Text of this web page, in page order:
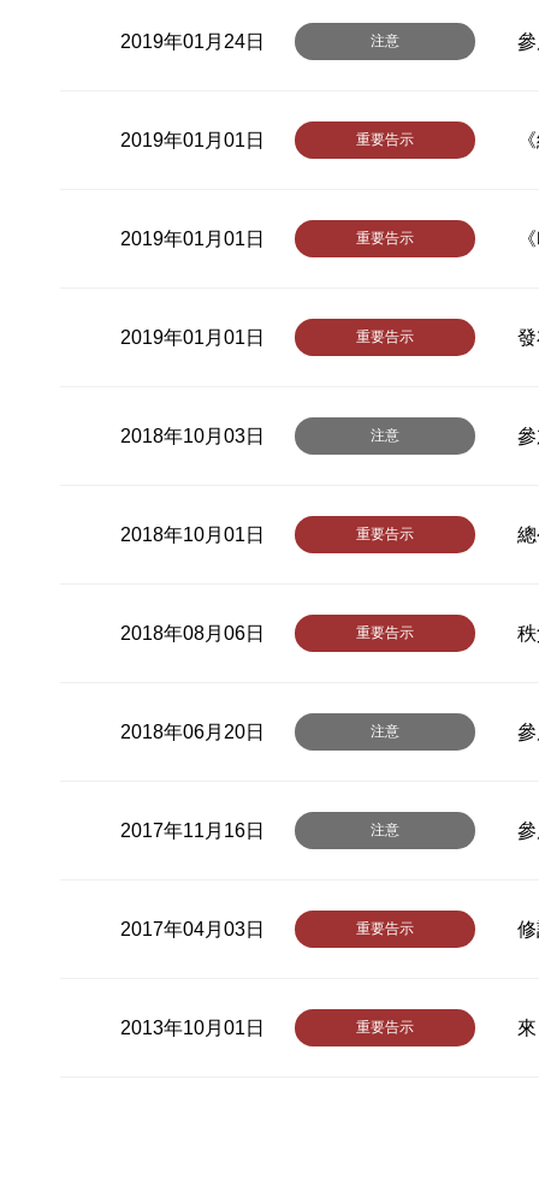
2019年01月24日 注意
2019年01月01日 重要告示
2019年01月01日 重要告示
2019年01月01日 重要告示
2018年10月03日 注意
2018年10月01日 重要告示
2018年08月06日 重要告示
2018年06月20日 注意
2017年11月16日 注意
2017年04月03日 重要告示
2013年10月01日 重要告示